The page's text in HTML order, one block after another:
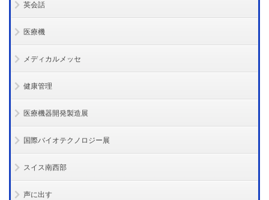
英会話
医療機
メディカルメッセ
健康管理
医療機器開発製造展
国際バイオテクノロジー展
スイス南西部
声に出す